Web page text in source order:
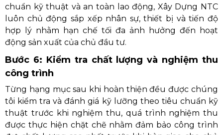
chuẩn kỹ thuật và an toàn lao động, Xây Dựng NTC
luôn chủ động sắp xếp nhân sự, thiết bị và tiến độ
hợp lý nhằm hạn chế tối đa ảnh hưởng đến hoạt
động sản xuất của chủ đầu tư.
Bước 6: Kiểm tra chất lượng và nghiệm thu
công trình
Từng hạng mục sau khi hoàn thiện đều được chúng
tôi kiểm tra và đánh giá kỹ lưỡng theo tiêu chuẩn kỹ
thuật trước khi nghiệm thu, quá trình nghiệm thu
được thực hiện chặt chẽ nhằm đảm bảo công trình